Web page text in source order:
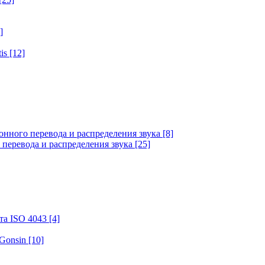
[12]
перевода и распределения звука [8]
и распределения звука [25]
ISO 4043 [4]
[10]